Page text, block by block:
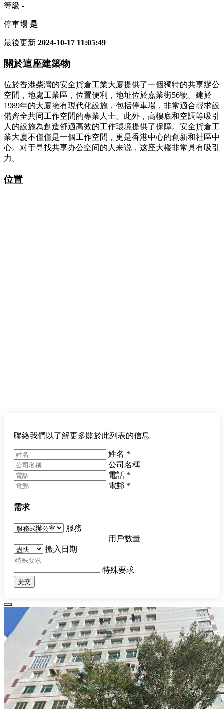
等級 -
停車場 是
最後更新 2024-10-17 11:05:49
關於這座建築物
位於香港柴灣的安全貨倉工業大廈提供了一個獨特的共享辦公
空間，地處工業區，位置便利，地址位於嘉業街56號。建於
1989年的大廈擁有現代化設施，包括停車場，非常適合尋求設
備齊全共同工作空間的專業人士。此外，高樓底和空調等吸引
人的設施為創造舒適高效的工作環境提供了保障。安全貨倉工
業大廈不僅僅是一個工作空間，更是香港中心的創新和社區中
心。对于寻找共享办公空间的人来说，这座大楼非常具有吸引
力。
位置
聯絡我們以了解更多關於此列表的信息
姓名 *
公司名稱
電話 *
電郵 *
需求
服務
用戶數量
搬入日期
特殊要求
提交